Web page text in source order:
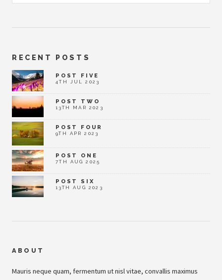
RECENT POSTS
POST FIVE
4TH JUL 2023
POST TWO
13TH MAR 2023
POST FOUR
9TH APR 2023
POST ONE
7TH AUG 2025
POST SIX
13TH AUG 2023
ABOUT
Mauris neque quam, fermentum ut nisl vitae, convallis maximus